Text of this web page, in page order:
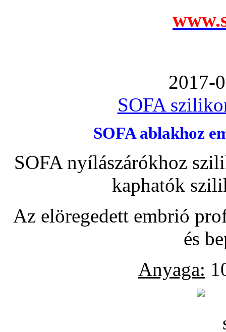
2017-
SOFA
SOFA ablakhoz
SOFA nyílászárókhoz
kaphatók
Az elöregedett embrió
és
Anyaga: